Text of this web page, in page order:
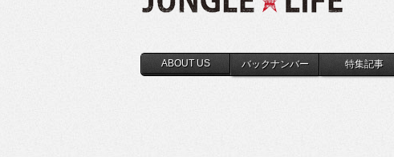
ABOUT US バックナンバー 特集記事